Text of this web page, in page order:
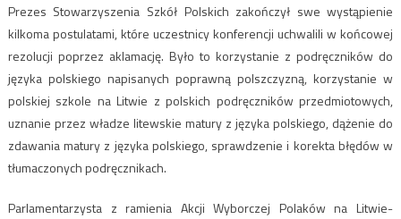
Prezes Stowarzyszenia Szkół Polskich zakończył swe wystąpienie
kilkoma postulatami, które uczestnicy konferencji uchwalili w końcowej
rezolucji poprzez aklamację. Było to korzystanie z podręczników do
języka polskiego napisanych poprawną polszczyzną, korzystanie w
polskiej szkole na Litwie z polskich podręczników przedmiotowych,
uznanie przez władze litewskie matury z języka polskiego, dążenie do
zdawania matury z języka polskiego, sprawdzenie i korekta błędów w
tłumaczonych podręcznikach.
Parlamentarzysta z ramienia Akcji Wyborczej Polaków na Litwie-